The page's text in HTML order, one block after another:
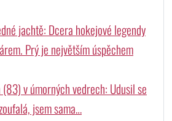
jachtě: Dcera hokejové legendy
Prý je největším úspěchem
v úmorných vedrech: Udusil se
jsem sama…